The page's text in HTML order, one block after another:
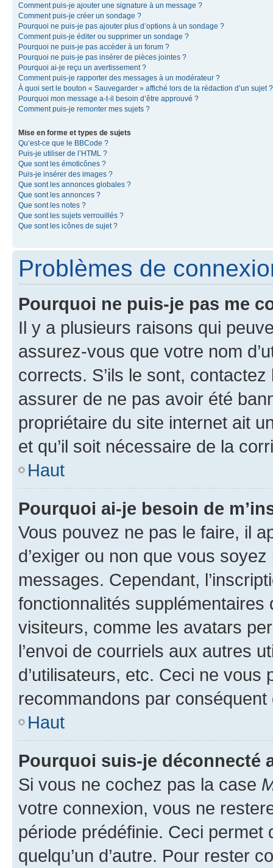
Comment puis-je ajouter une signature à un message ?
Comment puis-je créer un sondage ?
Pourquoi ne puis-je pas ajouter plus d’options à un sondage ?
Comment puis-je éditer ou supprimer un sondage ?
Pourquoi ne puis-je pas accéder à un forum ?
Pourquoi ne puis-je pas insérer de pièces jointes ?
Pourquoi ai-je reçu un avertissement ?
Comment puis-je rapporter des messages à un modérateur ?
À quoi sert le bouton « Sauvegarder » affiché lors de la rédaction d’un sujet ?
Pourquoi mon message a-t-il besoin d’être approuvé ?
Comment puis-je remonter mes sujets ?
Mise en forme et types de sujets
Qu’est-ce que le BBCode ?
Puis-je utiliser de l’HTML ?
Que sont les émoticônes ?
Puis-je insérer des images ?
Que sont les annonces globales ?
Que sont les annonces ?
Que sont les notes ?
Que sont les sujets verrouillés ?
Que sont les icônes de sujet ?
Problèmes de
Pourquoi ne puis-je pas me
Il y a plusieurs raisons qui
assurez-vous que votre nom
corrects. S’ils le sont,
assurer de ne pas avoir été
propriétaire du site internet ait
et qu’il soit nécessaire de la
Haut
Pourquoi ai-je besoin de
Vous pouvez ne pas le faire, il
d’exiger ou non que vous
messages. Cependant,
fonctionnalités
visiteurs, comme les avatars
l’envoi de courriels aux autres
d’utilisateurs, etc. Ceci ne vous
recommandons par conséquent
Haut
Pourquoi suis-je déconnecté
Si vous ne cochez pas la case
votre connexion, vous ne
période prédéfinie. Ceci permet
quelqu’un d’autre. Pour rester